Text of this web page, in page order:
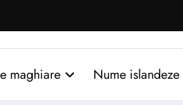
maghiare Nume islandeze